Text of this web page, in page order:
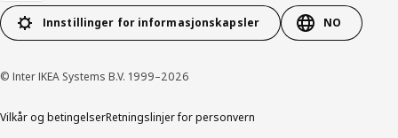
Innstillinger for informasjonskapsler NO
© Inter IKEA Systems B.V. 1999–2026
Vilkår og betingelserRetningslinjer for personvern